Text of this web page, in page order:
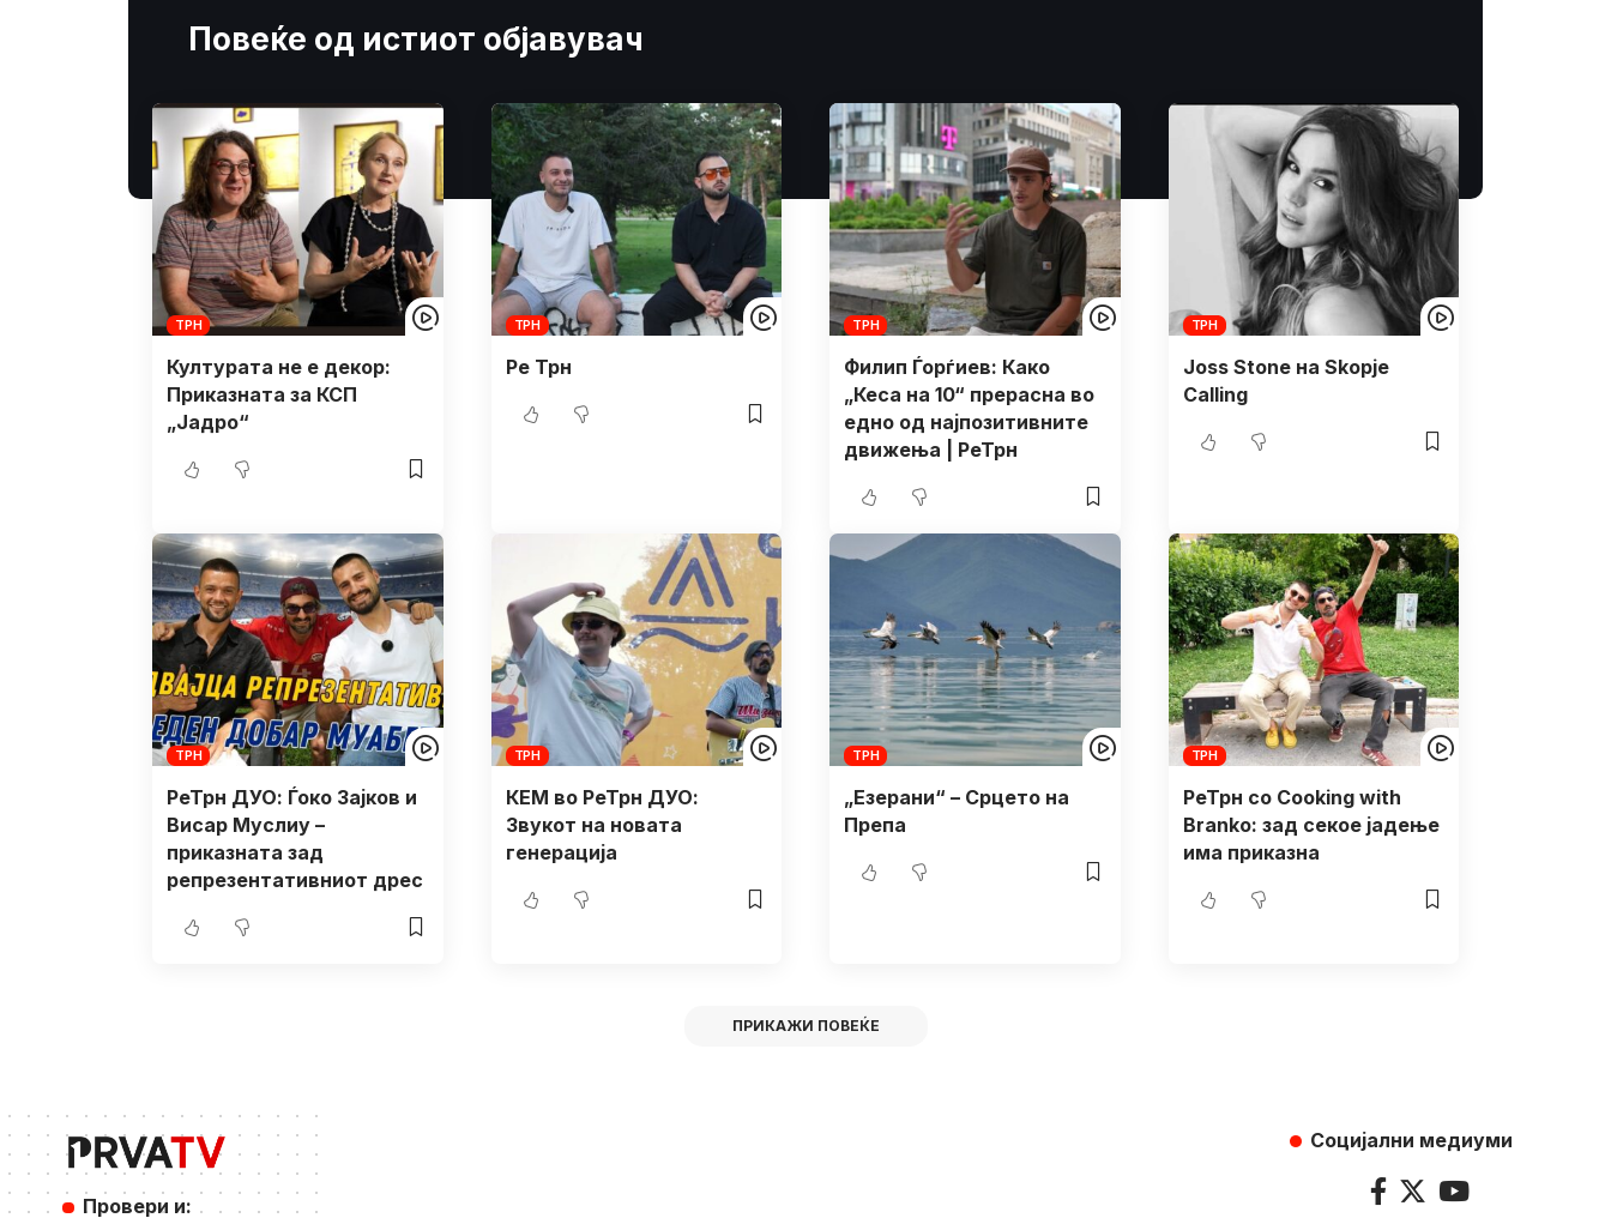
Повеќе од истиот објавувач
ТРН
Културата не е декор:
Приказната за КСП
„Јадро“
ТРН
Ре Трн
ТРН
Филип Ѓорѓиев: Како
„Кеса на 10“ прерасна во
едно од најпозитивните
движења | РеТрн
ТРН
Joss Stone на Skopje
Calling
ТРН
РеТрн ДУО: Ѓоко Зајков и
Висар Муслиу –
приказната зад
репрезентативниот дрес
ТРН
КЕМ во РеТрн ДУО:
Звукот на новата
генерација
ТРН
„Езерани“ – Срцето на
Препа
ТРН
РеТрн со Cooking with
Branko: зад секое јадење
има приказна
ПРИКАЖИ ПОВЕЌЕ
Провери и:
Социјални медиуми